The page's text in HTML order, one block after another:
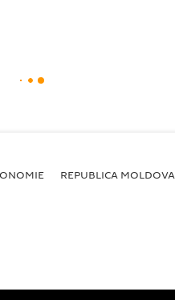
REPUBLICA MOLDOVA